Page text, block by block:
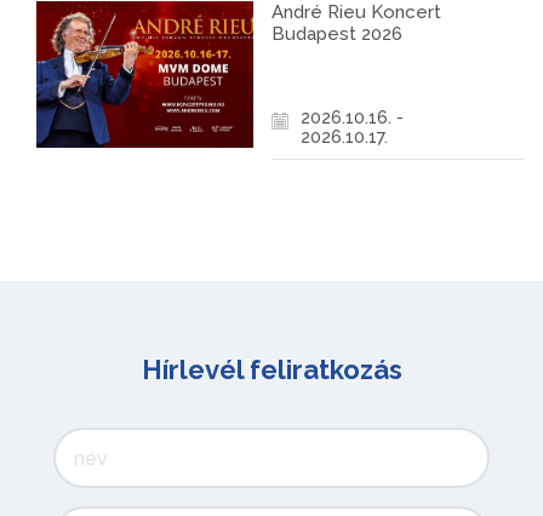
André Rieu Koncert
Budapest 2026
2026.10.16. -
2026.10.17.
Hírlevél feliratkozás